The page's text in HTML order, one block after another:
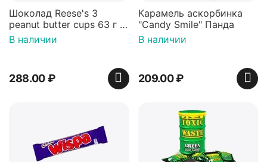
Шоколад Reese's 3
peanut butter cups 63 г с
арахисовой пастой
В наличии
288.00₽
Карамель аскорбинка
"Candy Smile" Панда
В наличии
209.00₽